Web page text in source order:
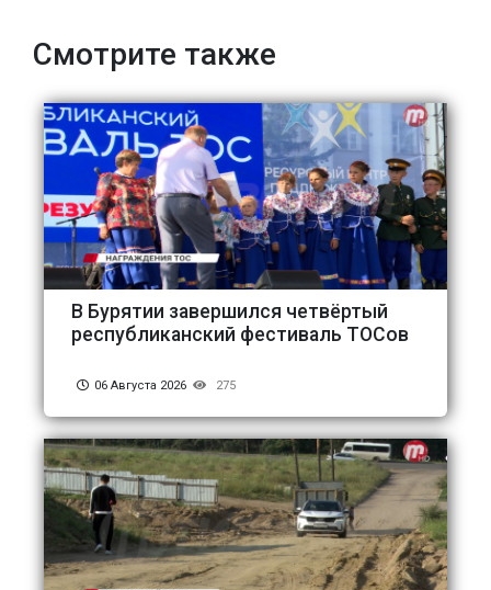
Смотрите также
В Бурятии завершился четвёртый
республиканский фестиваль ТОСов
06 Августа 2026 275